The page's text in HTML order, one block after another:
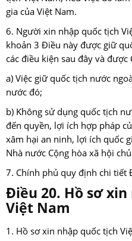
gia của Việt Nam.
6. Người xin nhập quốc tịch
khoản 3 Điều này được giữ
các điều kiện sau đây và
a) Việc giữ quốc tịch nước
nước đó;
b) Không sử dụng quốc tịch
đến quyền, lợi ích hợp pháp
xâm hại an ninh, lợi ích quốc
Nhà nước Cộng hòa xã hội
7. Chính phủ quy định chi tiết
Điều 20. Hồ sơ
Việt Nam
1. Hồ sơ xin nhập quốc tịch